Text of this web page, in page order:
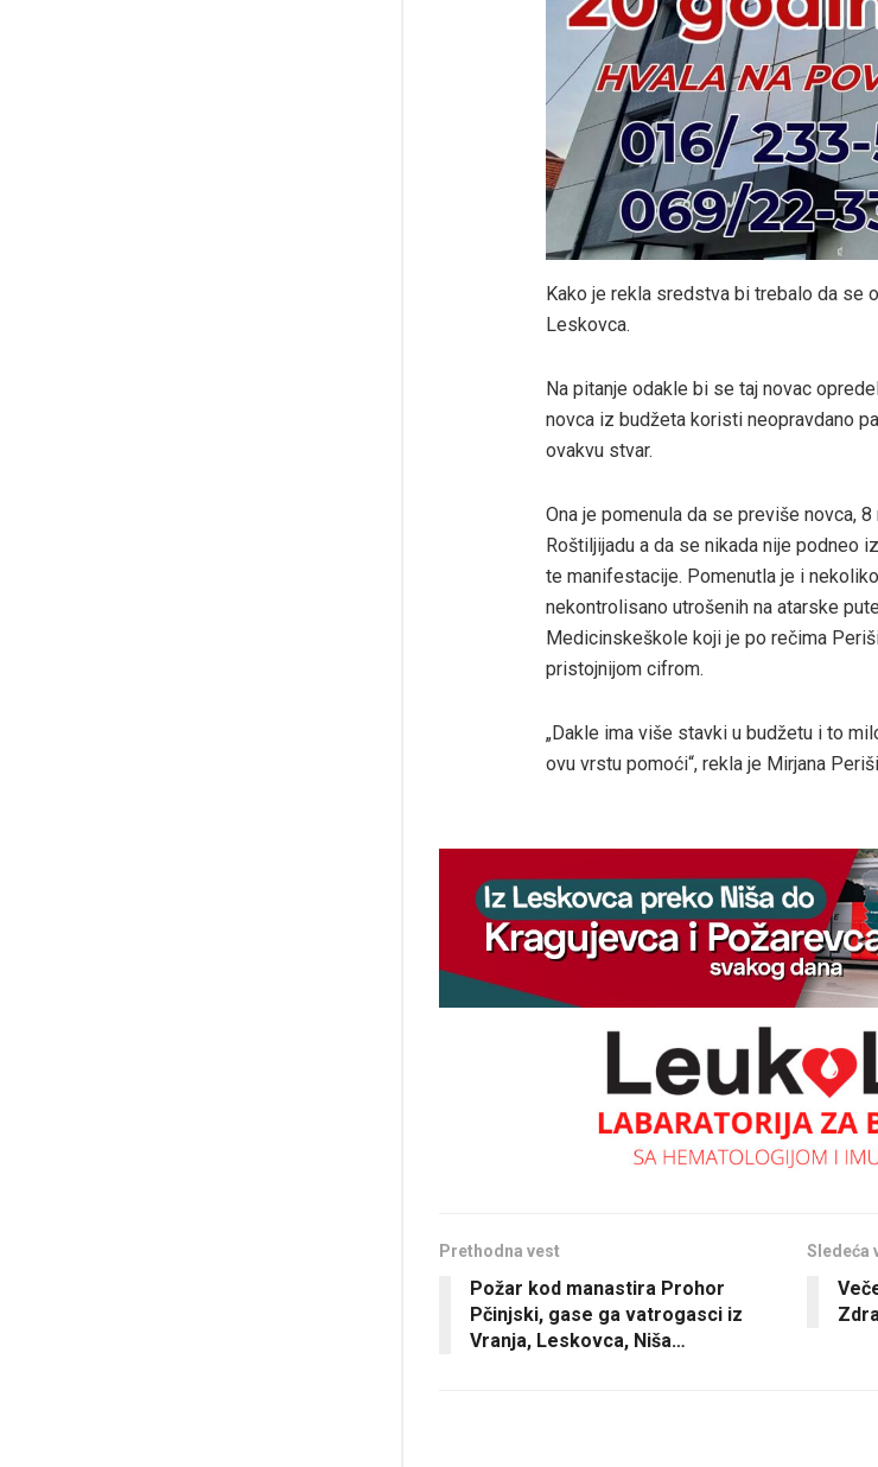
Kako je rekla sredstva bi trebalo da se
Leskovca.
Na pitanje odakle bi se taj novac
novca iz budžeta koristi neopravdano
ovakvu stvar.
Ona je pomenula da se previše novca,
Roštiljijadu a da se nikada nije podneo
te manifestacije. Pomenutla je i
nekontrolisano utrošenih na atarske
Medicinskeškole koji je po rečima
pristojnijom cifrom.
„Dakle ima više stavki u budžetu i to
ovu vrstu pomoći“, rekla je Mirjana
Prethodna vest
Požar kod manastira Prohor
Pčinjski, gase ga vatrogasci iz
Vranja, Leskovca, Niša…
Sledeća